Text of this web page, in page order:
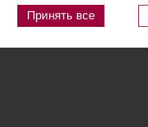
Для резидентов
Принять все